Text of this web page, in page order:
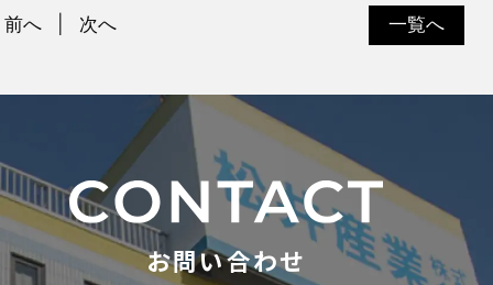
一覧へ
前へ 次へ
お問い合わせ